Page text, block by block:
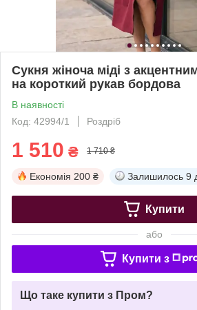
Сукня жіноча міді з
на короткий рукав бордова
В наявності
Код: 42994/1
Роздріб
1 510 ₴ 1 710 ₴
Економія 200 ₴ Залишилось 9
Купити
або
Купити з
Що таке купити з Пром?